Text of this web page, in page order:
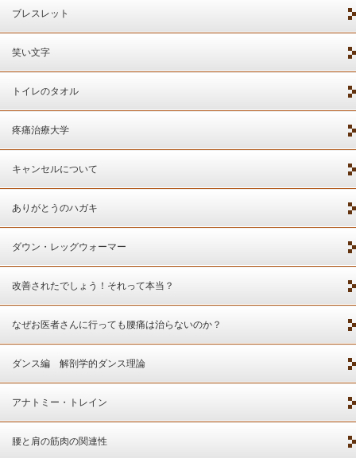
ブレスレット
笑い文字
トイレのタオル
疼痛治療大学
キャンセルについて
ありがとうのハガキ
ダウン・レッグウォーマー
改善されたでしょう！それって本当？
なぜお医者さんに行っても腰痛は治らないのか？
ダンス編 解剖学的ダンス理論
アナトミー・トレイン
腰と肩の筋肉の関連性